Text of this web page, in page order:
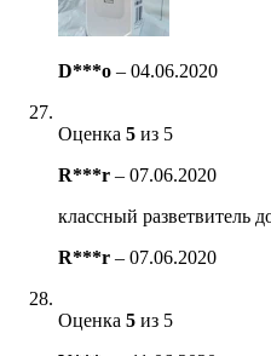
D***o – 04.06.2020
Оценка 5 из 5
R***r – 07.06.2020
классный разветвитель
R***r – 07.06.2020
Оценка 5 из 5